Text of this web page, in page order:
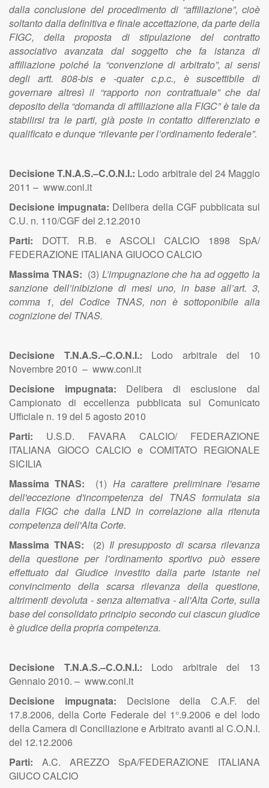
dalla conclusione del procedimento di “affiliazione”, cioè
soltanto dalla definitiva e finale accettazione, da parte della
FIGC, della proposta di stipulazione del contratto
associativo avanzata dal soggetto che fa istanza di
affiliazione poiché la “convenzione di arbitrato”, ai sensi
degli artt. 808-bis e -quater c.p.c., è suscettibile di
governare altresì il “rapporto non contrattuale” che dal
deposito della “domanda di affiliazione alla FIGC” è tale da
stabilirsi tra le parti, già poste in contatto differenziato e
qualificato e dunque “rilevante per l’ordinamento federale”.
Decisione T.N.A.S.–C.O.N.I.: Lodo arbitrale del 24 Maggio
2011 – www.coni.it
Decisione impugnata: Delibera della CGF pubblicata sul
C.U. n. 110/CGF del 2.12.2010
Parti: DOTT. R.B. e ASCOLI CALCIO 1898 SpA/
FEDERAZIONE ITALIANA GIUOCO CALCIO
Massima TNAS: (3) L’impugnazione che ha ad oggetto la
sanzione dell’inibizione di mesi uno, in base all’art. 3,
comma 1, del Codice TNAS, non è sottoponibile alla
cognizione del TNAS.
Decisione T.N.A.S.–C.O.N.I.: Lodo arbitrale del 10
Novembre 2010 – www.coni.it
Decisione impugnata: Delibera di esclusione dal
Campionato di eccellenza pubblicata sul Comunicato
Ufficiale n. 19 del 5 agosto 2010
Parti: U.S.D. FAVARA CALCIO/ FEDERAZIONE
ITALIANA GIOCO CALCIO e COMITATO REGIONALE
SICILIA
Massima TNAS:
(1) Ha carattere preliminare l'esame
dell'eccezione d'incompetenza del TNAS formulata sia
dalla FIGC che dalla LND in correlazione alla ritenuta
competenza dell'Alta Corte.
Massima TNAS:
(2) Il presupposto di scarsa rilevanza
della questione per l'ordinamento sportivo può essere
effettuato dal Giudice investito dalla parte istante nel
convincimento della scarsa rilevanza della questione,
altrimenti devoluta - senza alternativa - all'Alta Corte, sulla
base del consolidato principio secondo cui ciascun giudice
è giudice della propria competenza.
Decisione T.N.A.S.–C.O.N.I.: Lodo arbitrale del 13
Gennaio 2010. – www.coni.it
Decisione impugnata: Decisione della C.A.F. del
17.8.2006, della Corte Federale del 1°.9.2006 e del lodo
della Camera di Conciliazione e Arbitrato avanti al C.O.N.I.
del 12.12.2006
Parti: A.C. AREZZO SpA/FEDERAZIONE ITALIANA
GIUCO CALCIO